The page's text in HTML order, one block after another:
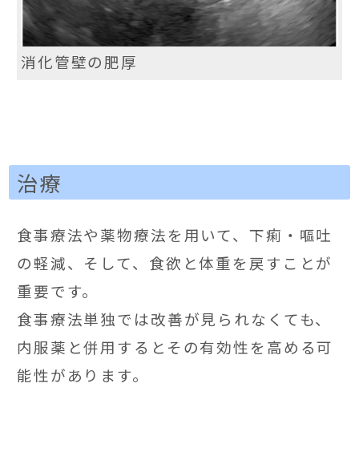
消化管壁の肥厚
治療
食事療法や薬物療法を用いて、下痢・嘔吐
の軽減、そして、食欲と体重を戻すことが
重要です。
食事療法単独では改善が見られなくても、
内服薬と併用するとその有効性を高める可
能性があります。